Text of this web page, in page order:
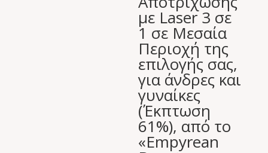
με Laser 3 σε
1 σε Μεσαία
Περιοχή της
επιλογής σας,
για άνδρες και
γυναίκες
(Έκπτωση
61%), από το
«Empyrean